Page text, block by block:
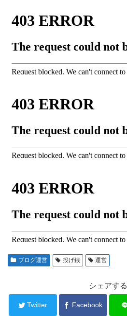
ブログ運営 投げ銭 運営
シェアする
Twitter Facebook